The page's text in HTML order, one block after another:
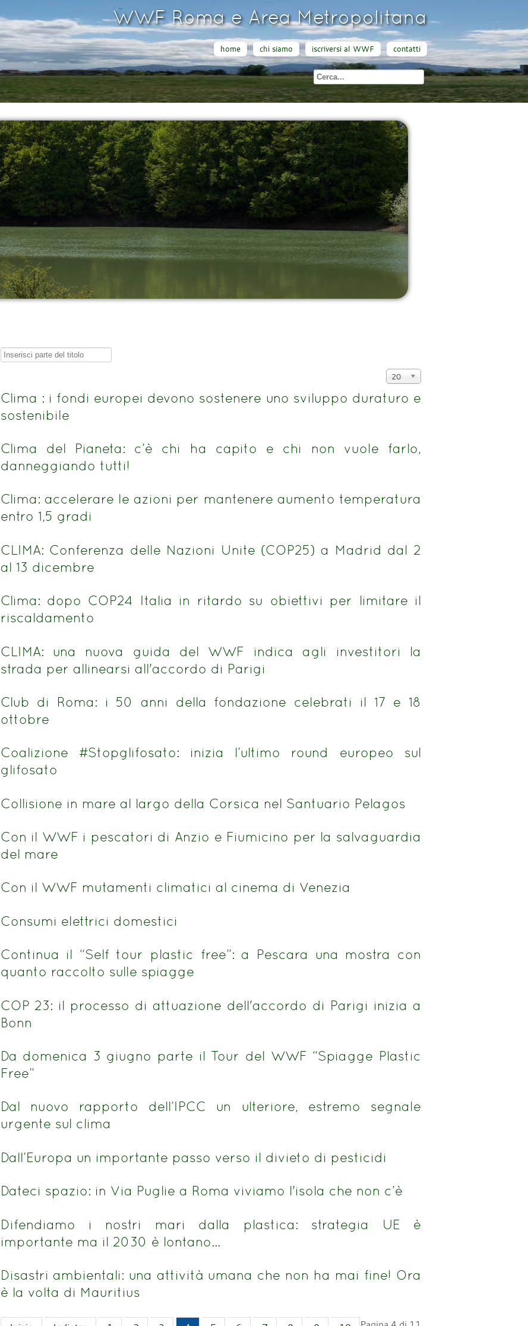
WWF Roma e Area Metropolitana
home chi siamo iscriversi al WWF contatti
Inserisci
titolo
Visualizza
20
Clima : i fondi europei devono sostenere uno sviluppo duraturo e
sostenibile
Clima del Pianeta: c’è chi ha capito e chi non vuole farlo,
danneggiando tutti!
Clima: accelerare le azioni per mantenere aumento temperatura
entro 1,5 gradi
CLIMA: Conferenza delle Nazioni Unite (COP25) a Madrid dal 2
al 13 dicembre
Clima: dopo COP24 Italia in ritardo su obiettivi per limitare il
riscaldamento
CLIMA: una nuova guida del WWF indica agli investitori la
strada per allinearsi all'accordo di Parigi
Club di Roma: i 50 anni della fondazione celebrati il 17 e 18
ottobre
Coalizione #Stopglifosato: inizia l’ultimo round europeo sul
glifosato
Collisione in mare al largo della Corsica nel Santuario Pelagos
Con il WWF i pescatori di Anzio e Fiumicino per la salvaguardia
del mare
Con il WWF mutamenti climatici al cinema di Venezia
Consumi elettrici domestici
Continua il “Self tour plastic free”: a Pescara una mostra con
quanto raccolto sulle spiagge
COP 23: il processo di attuazione dell'accordo di Parigi inizia a
Bonn
Da domenica 3 giugno parte il Tour del WWF “Spiagge Plastic
Free”
Dal nuovo rapporto dell’IPCC un ulteriore, estremo segnale
urgente sul clima
Dall’Europa un importante passo verso il divieto di pesticidi
Dateci spazio: in Via Puglie a Roma viviamo l'isola che non c’è
Difendiamo i nostri mari dalla plastica: strategia UE è
importante ma il 2030 è lontano…
Disastri ambientali: una attività umana che non ha mai fine! Ora
è la volta di Mauritius